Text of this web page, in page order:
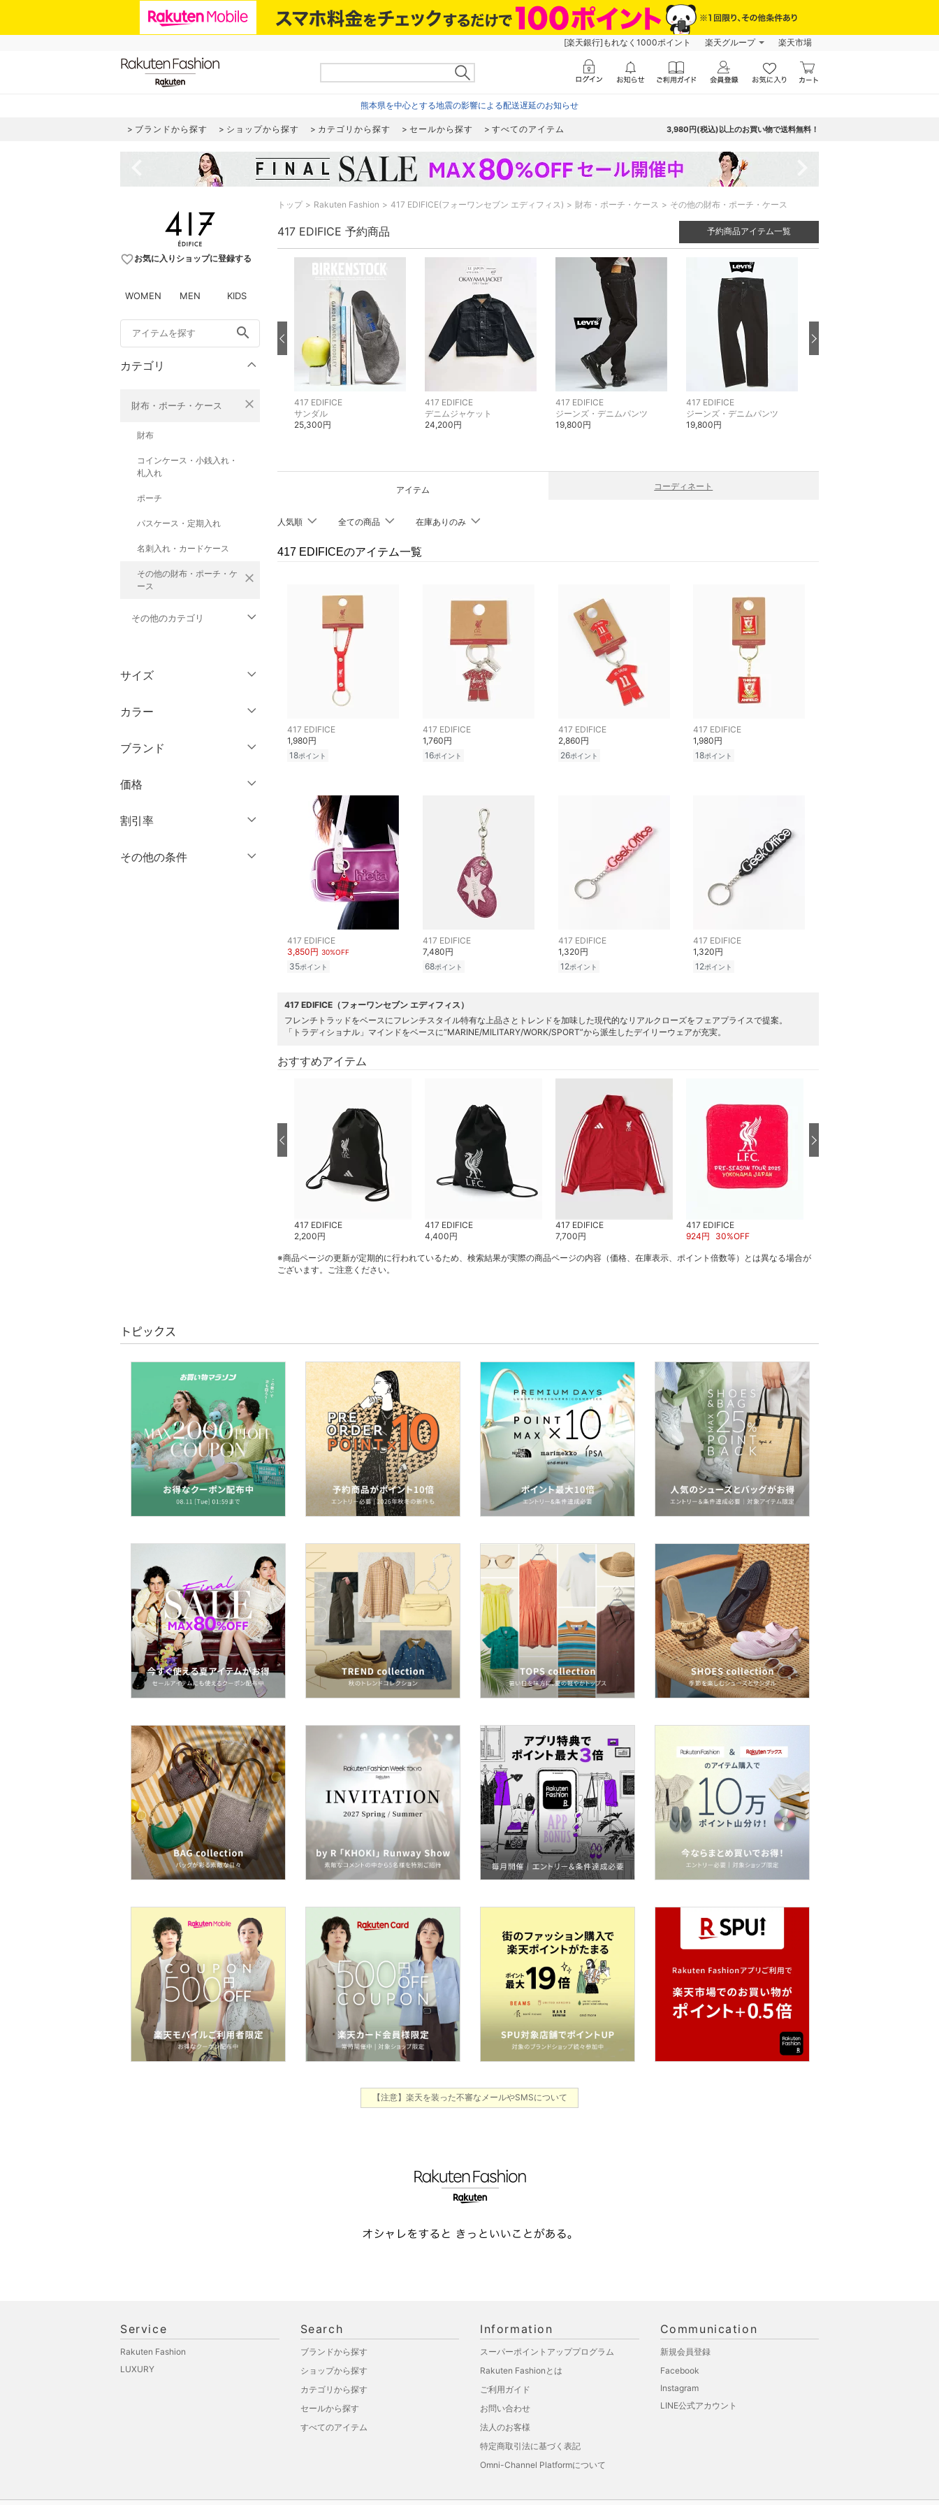
[楽天銀行]もれなく1000ポイント 楽天グループ 楽天市場
熊本県を中心とする地震の影響による配送遅延のお知らせ
ブランドから探す ショップから探す カテゴリから探す セールから探す すべてのアイテム 3,980円(税込)以上のお買い物で送料無料！
favorite_borderお気に入りショップに登録する
WOMEN MEN KIDS
search
カテゴリ
財布・ポーチ・ケース close
財布
コインケース・小銭入れ・
札入れ
ポーチ
パスケース・定期入れ
名刺入れ・カードケース
その他の財布・ポーチ・ケ
ース
close
その他のカテゴリ
ジャケット・アウター
パンツ
ワンピース・ドレス
スカート
オールインワン・オーバ
ーオール
バッグ
メイクアップ
ボディケア・オーラルケ
ヘアケア
フレグランス
コフレ・キット・セット
食器・調理器具・キッチ
ン用品
インテリア・生活雑貨
スマホグッズ・オーディ
オ機器
文房具
ペット用品
福袋・ギフト・その他
サイズ
M
XL
カラー
クリア
ブランド
価格
絞り込み
割引率
％OFF～ ％OFF
その他の条件
トップ Rakuten Fashion 417 EDIFICE(フォーワンセブン エディフィス) 財布・ポーチ・ケース その他の財布・ポーチ・ケース
417 EDIFICE 予約商品 予約商品アイテム一覧
417 EDIFICE
チノパンツ
417 EDIFICE
サンダル
25,300円
417 EDIFICE
デニムジャケット
24,200円
417 EDIFICE
ジーンズ・デニムパンツ
19,800円
417 EDIFICE
ジーンズ・デニムパンツ
19,800円
アイテム コーディネート
人気順 全ての商品 在庫ありのみ
417 EDIFICEのアイテム一覧
417 EDIFICE
1,980円
18ポイント
417 EDIFICE
1,760円
16ポイント
417 EDIFICE
2,860円
26ポイント
417 EDIFICE
1,980円
18ポイント
417 EDIFICE
3,850円 30%OFF
35ポイント
417 EDIFICE
7,480円
68ポイント
417 EDIFICE
1,320円
12ポイント
417 EDIFICE
1,320円
12ポイント
417 EDIFICE（フォーワンセブン エディフィス）
フレンチトラッドをベースにフレンチスタイル特有な上品さとトレンドを加味した現代的なリアルクローズをフェアプライスで提案。
「トラディショナル」マインドをベースに“MARINE/MILITARY/WORK/SPORT”から派生したデイリーウェアが充実。
おすすめアイテム
417 EDIFICE
2,200円
417 EDIFICE
4,400円
417 EDIFICE
7,700円
417 EDIFICE
924円 30%OFF
※商品ページの更新が定期的に行われているため、検索結果が実際の商品ページの内容（価格、在庫表示、ポイント倍数等）とは異なる場合が
ございます。ご注意ください。
トピックス
【注意】楽天を装った不審なメールやSMSについて
Service
Rakuten Fashion
LUXURY
Search
ブランドから探す
ショップから探す
カテゴリから探す
セールから探す
すべてのアイテム
Information
スーパーポイントアッププログラム
Rakuten Fashionとは
ご利用ガイド
お問い合わせ
法人のお客様
特定商取引法に基づく表記
Omni-Channel Platformについて
Communication
新規会員登録
Facebook
Instagram
LINE公式アカウント